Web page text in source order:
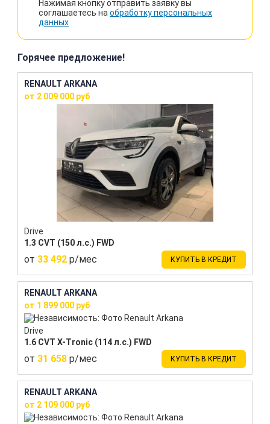
Нажимая кнопку отправить заявку вы
соглашаетесь на обработку персональных
данных
Горячее предложение!
RENAULT ARKANA
от 2 009 000 руб
Drive
1.3 CVT (150 л.с.) FWD
от 33 492 р/мес КУПИТЬ В КРЕДИТ
RENAULT ARKANA
от 1 899 000 руб
Drive
1.6 CVT X-Tronic (114 л.с.) FWD
от 31 658 р/мес КУПИТЬ В КРЕДИТ
RENAULT ARKANA
от 2 109 000 руб